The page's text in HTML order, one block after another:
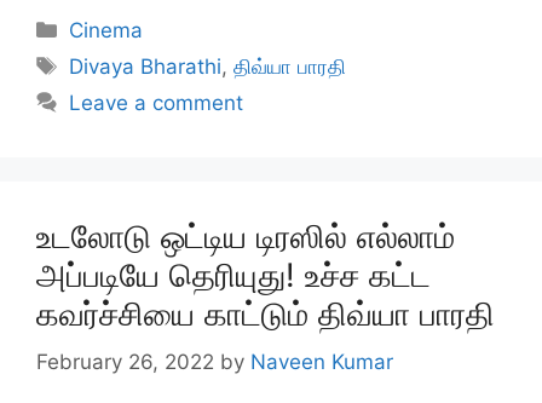
Categories
Cinema
Tags
Divaya Bharathi,திவ்யா பாரதி
Leave a comment
உடலோடு ஒட்டிய டிரஸில் எல்லாம்
அப்படியே தெரியுது! உச்ச கட்ட
கவர்ச்சியை காட்டும் திவ்யா பாரதி
February 26, 2022 by Naveen Kumar